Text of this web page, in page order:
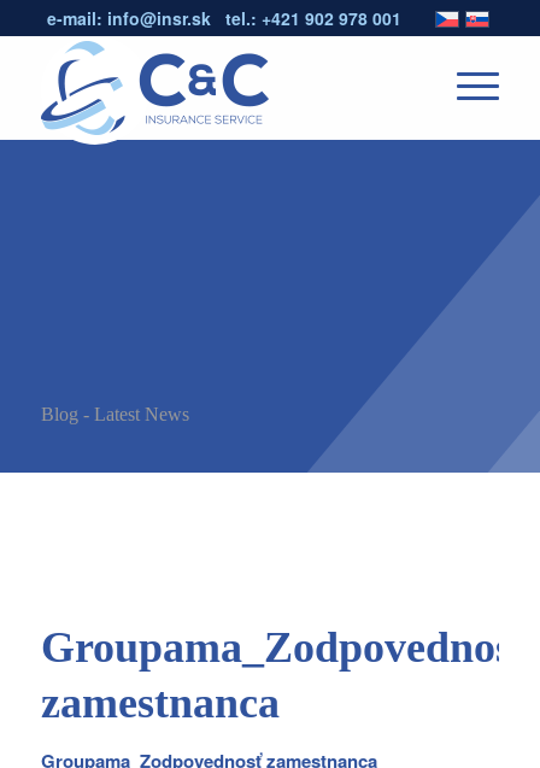
e-mail: info@insr.sktel.: +421 902 978 001
Blog - Latest News
Groupama_Zodpovednosť
zamestnanca
Groupama_Zodpovednosť zamestnanca